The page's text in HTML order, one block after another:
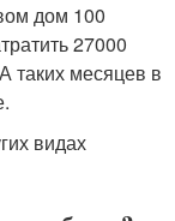
дом 100
27000
таких месяцев в
видах